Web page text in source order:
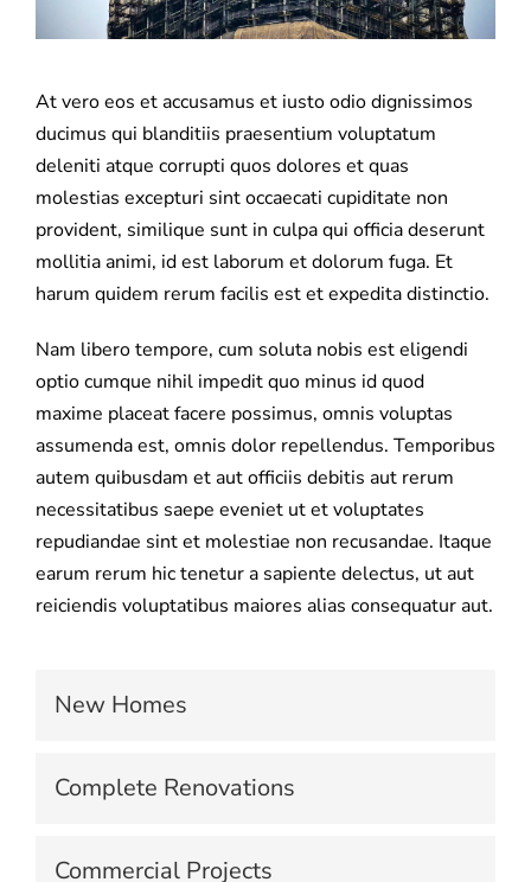
At vero eos et accusamus et iusto odio dignissimos
ducimus qui blanditiis praesentium voluptatum
deleniti atque corrupti quos dolores et quas
molestias excepturi sint occaecati cupiditate non
provident, similique sunt in culpa qui officia deserunt
mollitia animi, id est laborum et dolorum fuga. Et
harum quidem rerum facilis est et expedita distinctio.
Nam libero tempore, cum soluta nobis est eligendi
optio cumque nihil impedit quo minus id quod
maxime placeat facere possimus, omnis voluptas
assumenda est, omnis dolor repellendus. Temporibus
autem quibusdam et aut officiis debitis aut rerum
necessitatibus saepe eveniet ut et voluptates
repudiandae sint et molestiae non recusandae. Itaque
earum rerum hic tenetur a sapiente delectus, ut aut
reiciendis voluptatibus maiores alias consequatur aut.
New Homes
Complete Renovations
Commercial Projects